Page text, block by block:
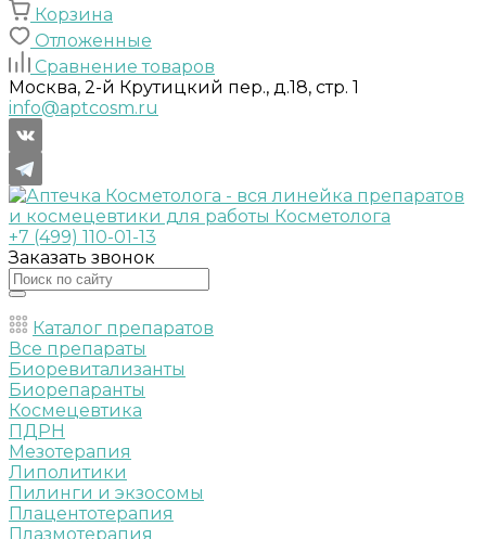
Корзина
Отложенные
Сравнение товаров
Москва, 2-й Крутицкий пер., д.18, стр. 1
info@aptcosm.ru
+7 (499) 110-01-13
Заказать звонок
Каталог препаратов
Все препараты
Биоревитализанты
Биорепаранты
Космецевтика
ПДРН
Мезотерапия
Липолитики
Пилинги и экзосомы
Плацентотерапия
Плазмотерапия